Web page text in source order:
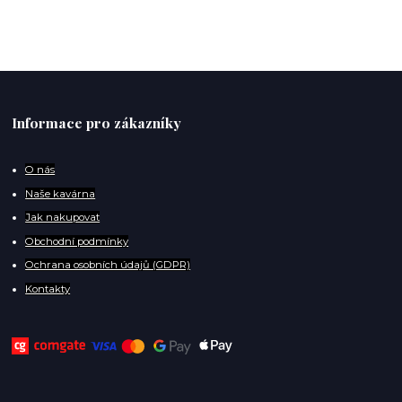
Informace pro zákazníky
O nás
Naše kavárna
Jak nakupovat
Obchodní podmínky
Ochrana osobních údajů (GDPR)
Kontakty